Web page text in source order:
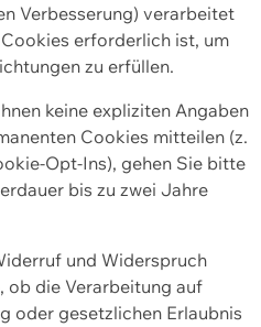
Verbesserung) verarbeitet
erforderlich ist, um
zu erfüllen.
keine expliziten Angaben
Cookies mitteilen (z.
Opt-Ins), gehen Sie bitte
bis zu zwei Jahre
und Widerspruch
ob die Verarbeitung auf
oder gesetzlichen Erlaubnis